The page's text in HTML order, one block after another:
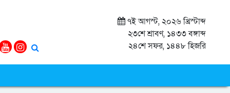
৭ই আগস্ট, ২০২৬ খ্রিস্টাব্দ
২৩শে শ্রাবণ, ১৪৩৩ বঙ্গাব্দ
২৪শে সফর, ১৪৪৮ হিজরি